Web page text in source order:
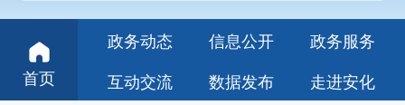
首页
政务动态 信息公开
政务服务
互动交流
数据发布 走进安化